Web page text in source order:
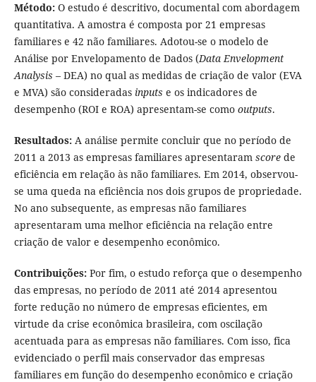
Método: O estudo é descritivo, documental com abordagem
quantitativa. A amostra é composta por 21 empresas
familiares e 42 não familiares. Adotou-se o modelo de
Análise por Envelopamento de Dados (Data Envelopment
Analysis – DEA) no qual as medidas de criação de valor (EVA
e MVA) são consideradas inputs e os indicadores de
desempenho (ROI e ROA) apresentam-se como outputs.
Resultados: A análise permite concluir que no período de
2011 a 2013 as empresas familiares apresentaram scorede
eficiência em relação às não familiares. Em 2014, observou-
se uma queda na eficiência nos dois grupos de propriedade.
No ano subsequente, as empresas não familiares
apresentaram uma melhor eficiência na relação entre
criação de valor e desempenho econômico.
Contribuições: Por fim, o estudo reforça que o desempenho
das empresas, no período de 2011 até 2014 apresentou
forte redução no número de empresas eficientes, em
virtude da crise econômica brasileira, com oscilação
acentuada para as empresas não familiares. Com isso, fica
evidenciado o perfil mais conservador das empresas
familiares em função do desempenho econômico e criação